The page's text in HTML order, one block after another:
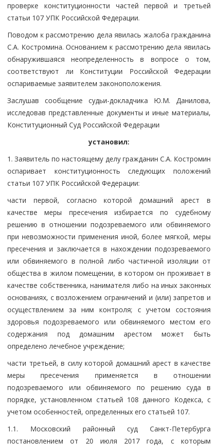
проверке конституционности частей первой и третьей
статьи 107 УПК Российской Федерации.
Поводом к рассмотрению дела явилась жалоба гражданина
С.А. Костромина. Основанием к рассмотрению дела явилась
обнаружившаяся неопределенность в вопросе о том,
соответствуют ли Конституции Российской Федерации
оспариваемые заявителем законоположения.
Заслушав сообщение судьи-докладчика Ю.М. Данилова,
исследовав представленные документы и иные материалы,
Конституционный Суд Российской Федерации
установил:
1. Заявитель по настоящему делу гражданин С.А. Костромин
оспаривает конституционность следующих положений
статьи 107 УПК Российской Федерации:
части первой, согласно которой домашний арест в
качестве меры пресечения избирается по судебному
решению в отношении подозреваемого или обвиняемого
при невозможности применения иной, более мягкой, меры
пресечения и заключается в нахождении подозреваемого
или обвиняемого в полной либо частичной изоляции от
общества в жилом помещении, в котором он проживает в
качестве собственника, нанимателя либо на иных законных
основаниях, с возложением ограничений и (или) запретов и
осуществлением за ним контроля; с учетом состояния
здоровья подозреваемого или обвиняемого местом его
содержания под домашним арестом может быть
определено лечебное учреждение;
части третьей, в силу которой домашний арест в качестве
меры пресечения применяется в отношении
подозреваемого или обвиняемого по решению суда в
порядке, установленном статьей 108 данного Кодекса, с
учетом особенностей, определенных его статьей 107.
1.1. Московский районный суд Санкт-Петербурга
постановлением от 20 июля 2017 года, с которым